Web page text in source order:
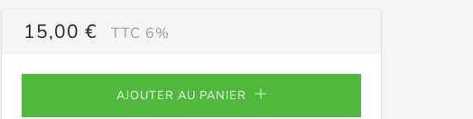
PRIX
15,00 € TTC 6%
AJOUTER AU PANIER